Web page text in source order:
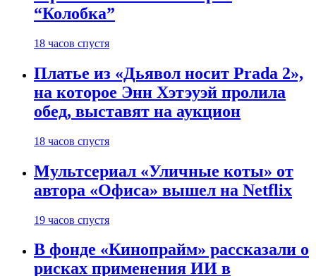
“Колобка”
18 часов спустя
Платье из «Дьявол носит Prada 2»,
на которое Энн Хэтэуэй пролила
обед, выставят на аукцион
18 часов спустя
Мультсериал «Уличные коты» от
автора «Офиса» вышел на Netflix
19 часов спустя
В фонде «Кинопрайм» рассказали о
рисках применения ИИ в